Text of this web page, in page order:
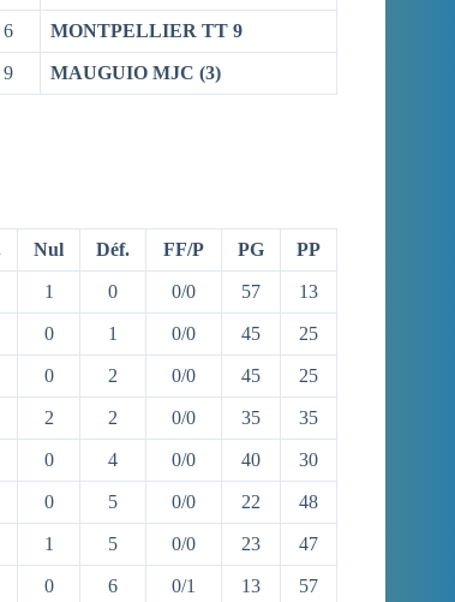
6 MONTPELLIER TT 9
9
MAUGUIO MJC (3)
Nul Déf. FF/P PG PP
1 0 0/0 57 13
0 1 0/0 45 25
0 2 0/0 45 25
2 2 0/0 35 35
0 4 0/0 40 30
0 5 0/0 22 48
1 5 0/0 23 47
0 6 0/1 13
57